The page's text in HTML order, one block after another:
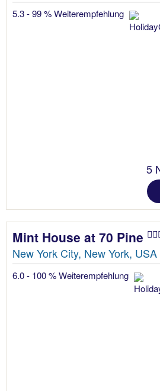
5.3 - 99 % Weiterempfehlung
5
Mint House at 70 Pine
New York City, New York, USA
6.0 - 100 % Weiterempfehlung